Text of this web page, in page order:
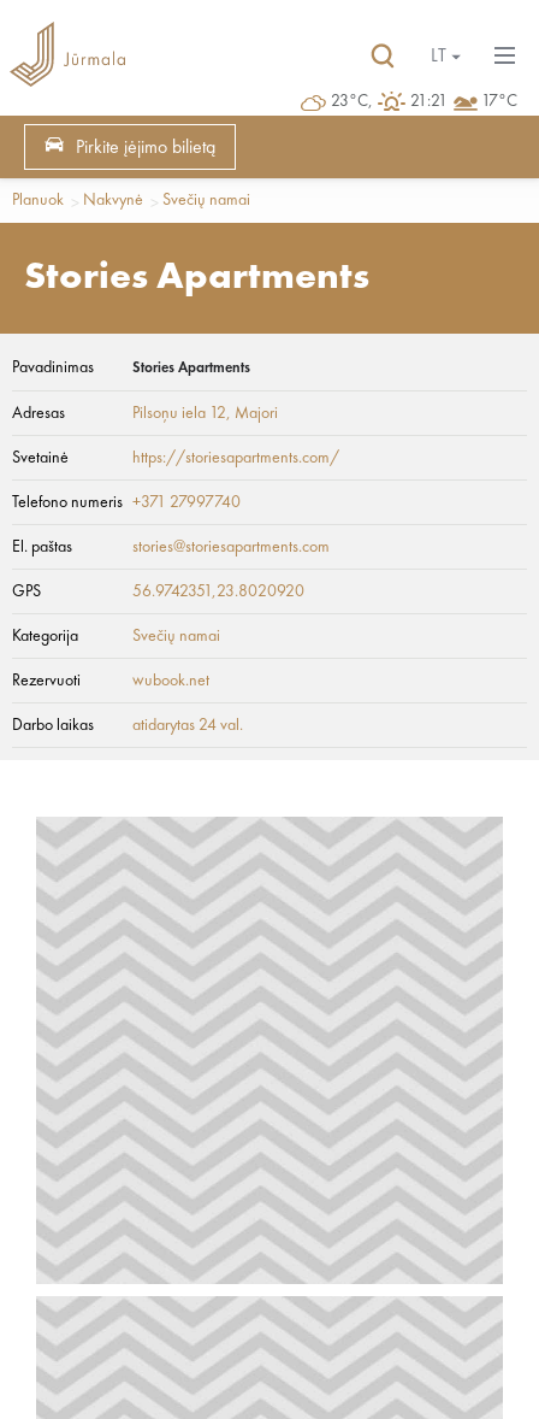
23°C, 21:21 17°C
LT
Pirkite įėjimo bilietą
Planuok Nakvynė Svečių namai
Stories Apartments
Pavadinimas Stories Apartments
Adresas Pilsoņu iela 12, Majori
Svetainė https://storiesapartments.com/
Telefono numeris +371 27997740
El. paštas stories@storiesapartments.com
GPS 56.9742351,23.8020920
Kategorija Svečių namai
Rezervuoti wubook.net
Darbo laikas atidarytas 24 val.